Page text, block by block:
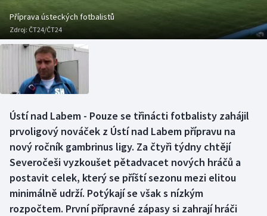
Baseball a softbal
Basketbal
Biatlon
Boby a skeleton
Box
Curling
Dostihy
Florbal
Soutěže
Historické návraty
Aplikace ČT sport
AZ kvíz
Příprava ústeckých fotbalistů
Zdroj: ČT24/ČT24
Ústí nad Labem - Pouze se třinácti fotbalisty zahájil
prvoligový nováček z Ústí nad Labem přípravu na
nový ročník gambrinus ligy. Za čtyři týdny chtějí
Severočeši vyzkoušet pětadvacet nových hráčů a
postavit celek, který se příští sezonu mezi elitou
minimálně udrží. Potýkají se však s nízkým
rozpočtem. První přípravné zápasy si zahrají hráči